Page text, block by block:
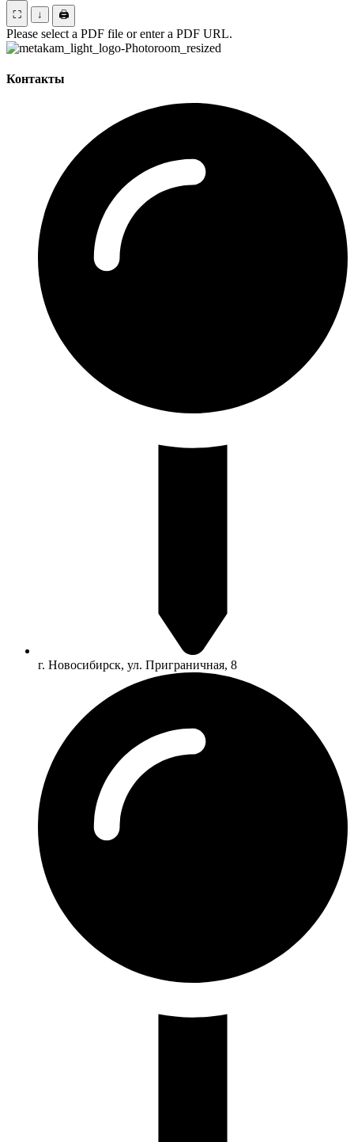
⛶ ↓ 🖨
Please select a PDF file or enter a PDF URL.
Контакты
г. Новосибирск, ул. Приграничная, 8